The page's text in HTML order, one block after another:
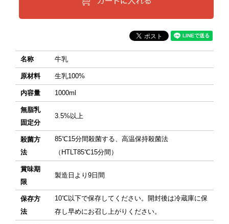
名称 牛乳
原材料 生乳100%
内容量 1000ml
無脂乳
固定分
3.5%以上
殺菌方
法
85℃15分間殺菌する、高温保持殺菌法
（HTLT85℃15分間）
賞味期
限
製造日より9日間
保存方
法
10℃以下で保存してください。開封後は冷蔵庫に保
存し早めにお召し上がりください。